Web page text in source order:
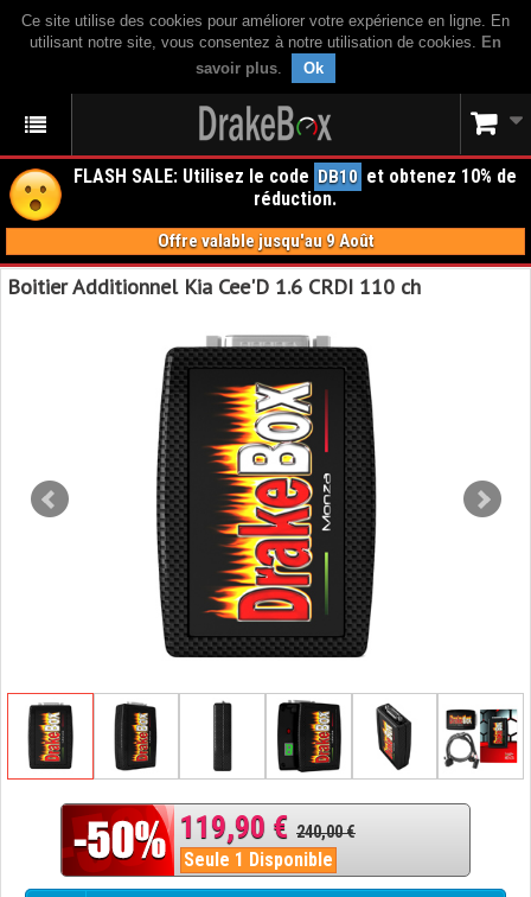
Ce site utilise des cookies pour améliorer votre expérience en ligne. En
utilisant notre site, vous consentez à notre utilisation de cookies. En
savoir plus. Ok
FLASH SALE: Utilisez le code DB10 et obtenez 10% de
réduction.
Offre valable jusqu'au 9 Août
Boitier Additionnel Kia Cee'D 1.6 CRDI 110 ch
119,90 € 240,00 €
Seule 1 Disponible